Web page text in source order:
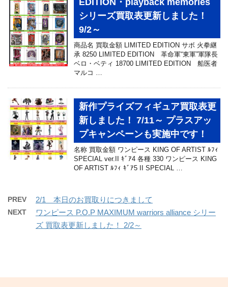
EDITION・playback memories
シリーズ買取表更新しました！
9/2～
商品名 買取金額 LIMITED EDITION サボ 火拳継
承 8250 LIMITED EDITION 革命軍“東軍”軍隊長
ベロ・ベティ 18700 LIMITED EDITION 船医者
マルコ …
新作プライズフィギュア買取表更
新しました！ 7/11～ プラスアッ
プキャンペーンも実施中です！
名称 買取金額 ワンピース KING OF ARTIST ﾙﾌｨ
SPECIAL ver.II ｷﾞｱ4 各種 330 ワンピース KING
OF ARTIST ﾙﾌｨ ｷﾞｱ5 II SPECIAL …
PREV 2/1 本日のお買取りにつきまして
NEXT
ワンピース P.O.P MAXIMUM warriors alliance シリー
ズ 買取表更新しました！ 2/2～